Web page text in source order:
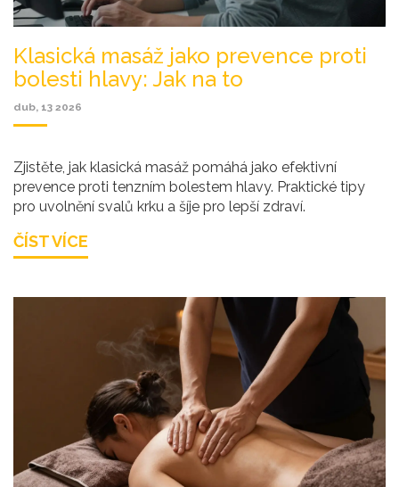
Klasická masáž jako prevence proti
bolesti hlavy: Jak na to
dub, 13 2026
Zjistěte, jak klasická masáž pomáhá jako efektivní
prevence proti tenzním bolestem hlavy. Praktické tipy
pro uvolnění svalů krku a šíje pro lepší zdraví.
ČÍST VÍCE